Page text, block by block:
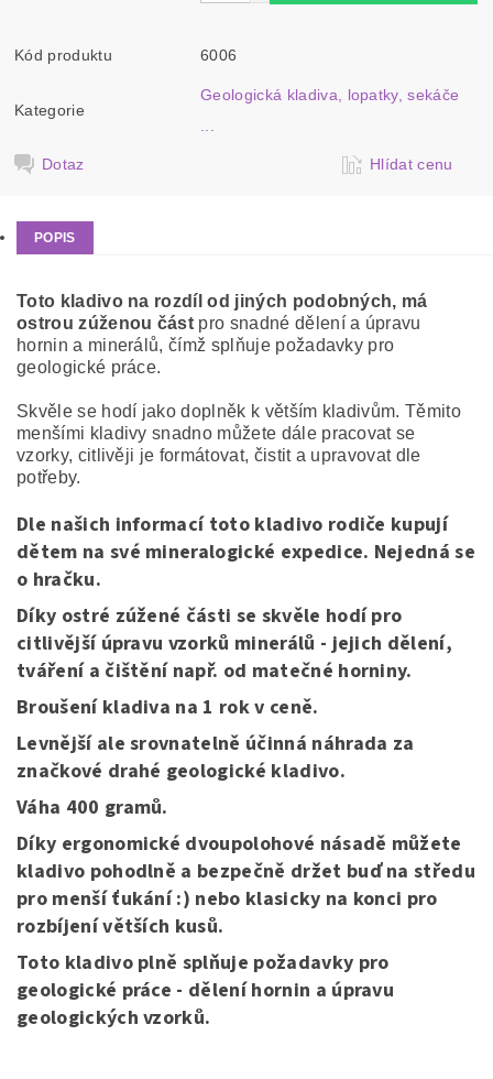
Kód produktu 6006
Kategorie
Geologická kladiva, lopatky, sekáče
Dotaz Hlídat cenu
POPIS
Toto kladivo na rozdíl od jiných podobných, má
ostrou zúženou část pro snadné dělení a úpravu
hornin a minerálů, čímž splňuje požadavky pro
geologické práce.
Skvěle se hodí jako doplněk k větším kladivům. Těmito
menšími kladivy snadno můžete dále pracovat se
vzorky, citlivěji je formátovat, čistit a upravovat dle
potřeby.
Dle našich informací toto kladivo rodiče kupují
dětem na své mineralogické expedice. Nejedná se
o hračku.
Díky ostré zúžené části se skvěle hodí pro
citlivější úpravu vzorků minerálů - jejich dělení,
tváření a čištění např. od matečné horniny.
Broušení kladiva na 1 rok v ceně.
Levnější ale srovnatelně účinná náhrada za
značkové drahé geologické kladivo.
Váha 400 gramů.
Díky ergonomické dvoupolohové násadě můžete
kladivo pohodlně a bezpečně držet buď na středu
pro menší ťukání :) nebo klasicky na konci pro
rozbíjení větších kusů.
Toto kladivo plně splňuje požadavky pro
geologické práce - dělení hornin a úpravu
geologických vzorků.